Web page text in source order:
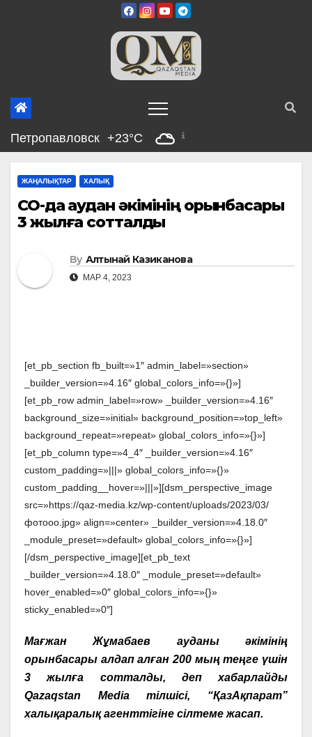
Петропавловск +23°C
ЖАҢАЛЫҚТАР ХАЛЫҚ
СҚО-да аудан әкімінің орынбасары
3 жылға сотталды
By Алтынай Казиканова
МАР 4, 2023
[et_pb_section fb_built=»1″ admin_label=»section»
_builder_version=»4.16″ global_colors_info=»{}»]
[et_pb_row admin_label=»row» _builder_version=»4.16″
background_size=»initial» background_position=»top_left»
background_repeat=»repeat» global_colors_info=»{}»]
[et_pb_column type=»4_4″ _builder_version=»4.16″
custom_padding=»|||» global_colors_info=»{}»
custom_padding__hover=»|||»][dsm_perspective_image
src=»https://qaz-media.kz/wp-content/uploads/2023/03/
фотооо.jpg» align=»center» _builder_version=»4.18.0″
_module_preset=»default» global_colors_info=»{}»]
[/dsm_perspective_image][et_pb_text
_builder_version=»4.18.0″ _module_preset=»default»
hover_enabled=»0″ global_colors_info=»{}»
sticky_enabled=»0″]
Мағжан Жұмабаев ауданы әкімінің
орынбасары алдап алған 200 мың теңге үшін
3 жылға сотталды, деп хабарлайды
Qazaqstan Media тілшісі, “ҚазАқпарат”
халықаралық агенттігіне сілтеме жасап.